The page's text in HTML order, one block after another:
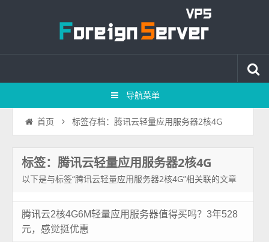
导航菜单
首页 标签存档：腾讯云轻量应用服务器2核4G
标签：腾讯云轻量应用服务器2核4G
以下是与标签“腾讯云轻量应用服务器2核4G”相关联的文章
腾讯云2核4G6M轻量应用服务器值得买吗？3年528
元，感觉挺优惠